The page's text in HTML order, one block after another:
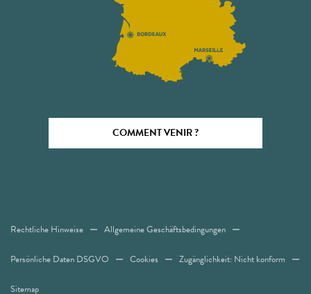
COMMENT VENIR ?
Rechtliche Hinweise Allgemeine Geschäftsbedingungen
Persönliche Daten DSGVO Cookies Zugänglichkeit: Nicht konform
Sitemap